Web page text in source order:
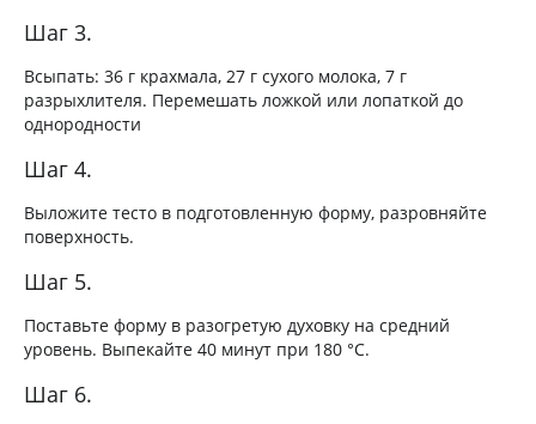
Шаг 3.
Всыпать: 36 г крахмала, 27 г сухого молока, 7 г
разрыхлителя. Перемешать ложкой или лопаткой до
однородности
Шаг 4.
Выложите тесто в подготовленную форму, разровняйте
поверхность.
Шаг 5.
Поставьте форму в разогретую духовку на средний
уровень. Выпекайте 40 минут при 180 °C.
Шаг 6.